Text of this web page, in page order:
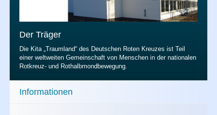
Der Träger
Die Kita „Traumland“ des Deutschen Roten Kreuzes ist Teil
einer weltweiten Gemeinschaft von Menschen in der nationalen
Rotkreuz- und Rothalbmondbewegung.
Informationen